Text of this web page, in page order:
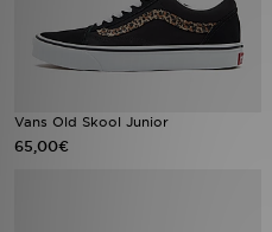
Vans Old Skool Junior
65,00€